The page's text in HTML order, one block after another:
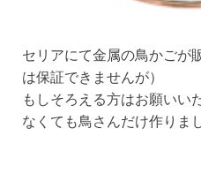
セリアにて金属の鳥かごが
は保証できませんが）
もしそろえる方はお願いい
なくても鳥さんだけ作りま